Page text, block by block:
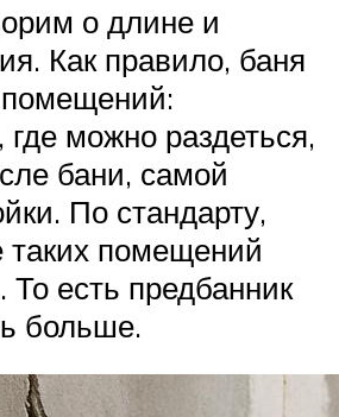
о длине и
Как правило, баня
помещений:
где можно раздеться,
бани, самой
По стандарту,
таких помещений
То есть предбанник
больше.